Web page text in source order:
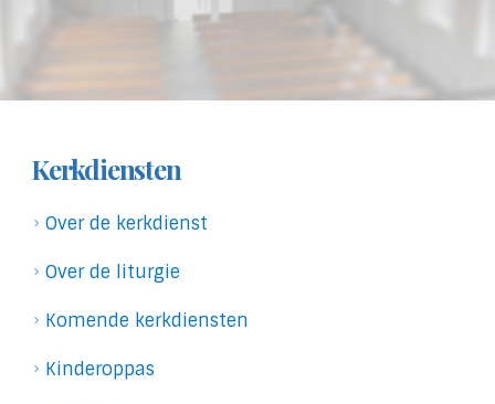
Kerkdiensten
Over de kerkdienst
Over de liturgie
Komende kerkdiensten
Kinderoppas